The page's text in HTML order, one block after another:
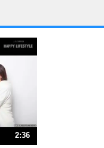
見ない。
方法
因は、行動しないから。
法
の。2:36